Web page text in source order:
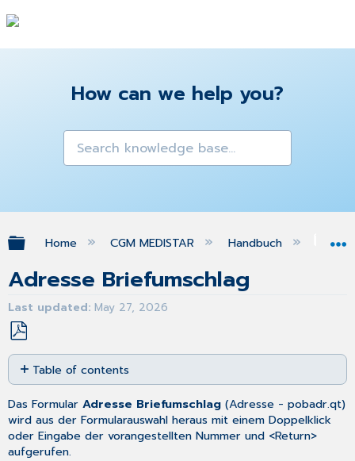
How can we help you?
Expand/collapse global hierarchy
Home CGM MEDISTAR Handbuch
Adresse Briefumschlag
Last updated May 27, 2026
Save
as
PDF
Table of contents
No
headers
Das FormularAdresse Briefumschlag (Adresse - pobadr.qt)
wird aus der Formularauswahl heraus mit einem Doppelklick
oder Eingabe der vorangestellten Nummer und <Return>
aufgerufen.